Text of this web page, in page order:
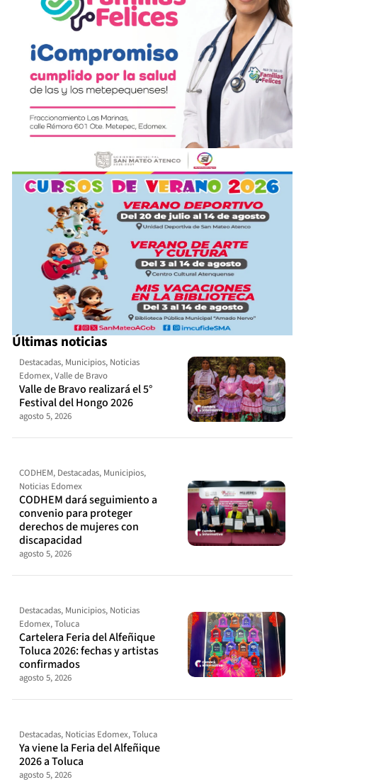
Últimas noticias
Destacadas, Municipios, Noticias
Edomex,Valle de Bravo
Valle de Bravo realizará el 5°
Festival del Hongo 2026
agosto 5, 2026
CODHEM, Destacadas, Municipios,
Noticias Edomex
CODHEM dará seguimiento a
convenio para proteger
derechos de mujeres con
discapacidad
agosto 5, 2026
Destacadas, Municipios, Noticias
Edomex,Toluca
Cartelera Feria del Alfeñique
Toluca 2026: fechas y artistas
confirmados
agosto 5, 2026
Destacadas, Noticias Edomex,Toluca
Ya viene la Feria del Alfeñique
2026 a Toluca
agosto 5, 2026